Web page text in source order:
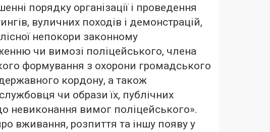
порядку організації і проведення
вуличних походів і демонстрацій,
непокори законному
чи вимозі поліцейського, члена
формування з охорони громадського
кордону, а також
чи образи їх, публічних
невиконання вимог поліцейського».
вживання, розпиття та іншу появу у